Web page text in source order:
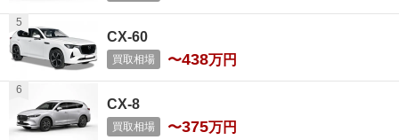
CX-60
買取相場 〜438万円
CX-8
買取相場 〜375万円